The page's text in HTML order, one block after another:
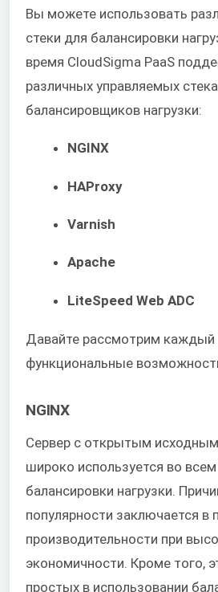
Вы можете использовать
стеки для балансировки
время CloudSigma PaaS
различных управляемых стека
балансировщиков нагрузки:
NGINX
HAProxy
Varnish
Apache
LiteSpeed Web ADC
Давайте рассмотрим каждый
функциональные
NGINX
Сервер с открытым
широко используется во
балансировки нагрузки.
популярности заключается в
производительности при
экономичности. Кроме того,
простых в использовании